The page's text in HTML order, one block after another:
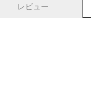
レビュー